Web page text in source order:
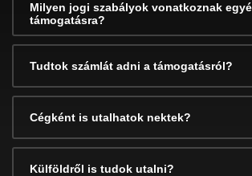
Milyen jogi szabályok vonatkoznak
támogatásra?
Tudtok számlát adni a támogatásról?
Cégként is utalhatok nektek?
Külföldről is tudok utalni?